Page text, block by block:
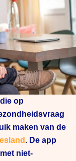
op
maken van de
. De app
niet-